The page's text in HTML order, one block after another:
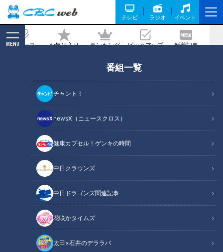
テレビ ラジオ イベント
ニュース お気に入り ランキング ピックアップ 新着記事
MENU
番組一覧
チャント！
newsX（ニュースクロス）
健康カプセル！ゲンキの時間
中日クラウンズ
中日ドラゴンズ関連記事
花咲かタイムズ
太田×石井のデララバ
乱入した局アナ、リーダー酒井から与え
られた任務とは？
記事に戻る